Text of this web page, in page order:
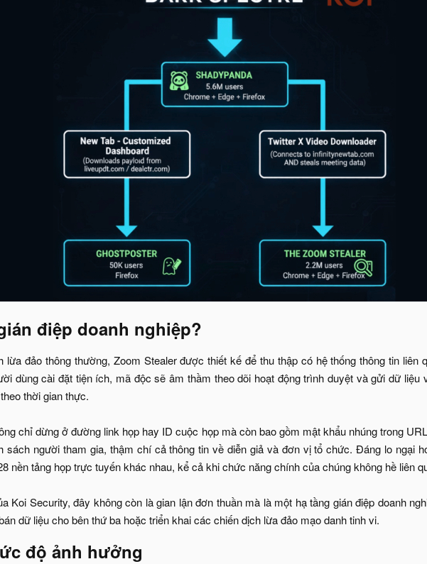
điệp doanh nghiệp?​
lừa đảo thông thường, Zoom Stealer được thiết kế để thu thập có hệ thống thông tin liên
dùng cài đặt tiện ích, mã độc sẽ âm thầm theo dõi hoạt động trình duyệt và gửi dữ liệu
thời gian thực.
chỉ dừng ở đường link họp hay ID cuộc họp mà còn bao gồm mật khẩu nhúng trong
sách người tham gia, thậm chí cả thông tin về diễn giả và đơn vị tổ chức. Đáng lo ngại
nền tảng họp trực tuyến khác nhau, kể cả khi chức năng chính của chúng không hề liên
Koi Security, đây không còn là gian lận đơn thuần mà là một hạ tầng gián điệp doanh
dữ liệu cho bên thứ ba hoặc triển khai các chiến dịch lừa đảo mạo danh tinh vi.​
độ ảnh hưởng​